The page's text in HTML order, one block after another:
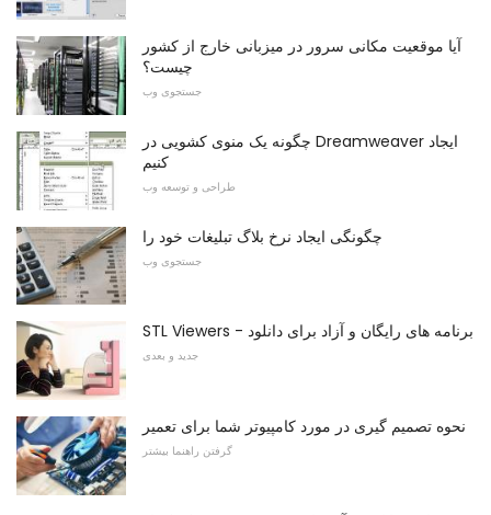
آیا موقعیت مکانی سرور در میزبانی خارج از کشور
چیست؟
جستجوی وب
چگونه یک منوی کشویی در Dreamweaver ایجاد
کنیم
طراحی و توسعه وب
چگونگی ایجاد نرخ بلاگ تبلیغات خود را
جستجوی وب
STL Viewers - برنامه های رایگان و آزاد برای دانلود
جدید و بعدی
نحوه تصمیم گیری در مورد کامپیوتر شما برای تعمیر
گرفتن راهنما بیشتر